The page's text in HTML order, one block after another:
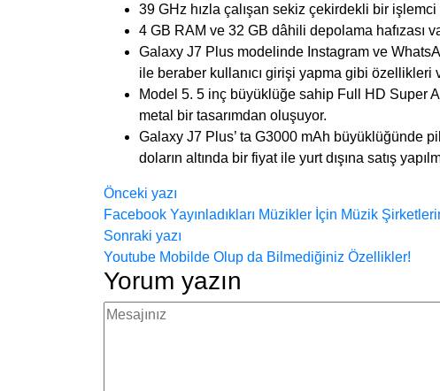
39 GHz hızla çalışan sekiz çekirdekli bir işlemci
4 GB RAM ve 32 GB dâhili depolama hafızası
Galaxy J7 Plus modelinde Instagram ve
ile beraber kullanıcı girişi yapma gibi özellikleri
Model 5. 5 inç büyüklüğe sahip Full HD Super
metal bir tasarımdan oluşuyor.
Galaxy J7 Plus’ ta G3000 mAh büyüklüğünde
doların altında bir fiyat ile yurt dışına satış
Yazı
gezinmesi
Önceki yazı
Facebook Yayınladıkları Müzikler İçin Müzik
Sonraki yazı
Youtube Mobilde Olup da Bilmediğiniz Özellikler!
Yorum yazın